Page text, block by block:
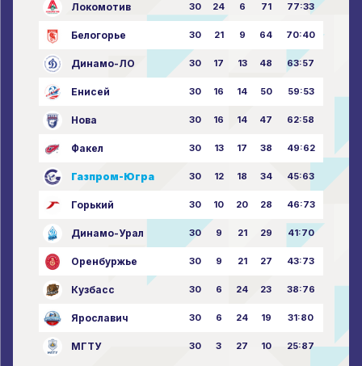
Локомотив 30 24 6 71 77:33
Белогорье 30 21 9 64 70:40
Динамо-ЛО 30 17 13 48 63:57
Енисей 30 16 14 50 59:53
Нова 30 16 14 47 62:58
Факел 30 13 17 38 49:62
Газпром-Югра 30 12 18 34 45:63
Горький 30 10 20 28 46:73
Динамо-Урал 30 9 21 29 41:70
Оренбуржье 30 9 21 27 43:73
Кузбасс 30 6 24 23 38:76
Ярославич 30 6 24 19 31:80
МГТУ 30 3 27 10 25:87